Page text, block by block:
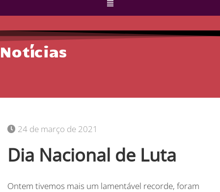
Notícias
24 de março de 2021
Dia Nacional de Luta
Ontem tivemos mais um lamentável recorde, foram